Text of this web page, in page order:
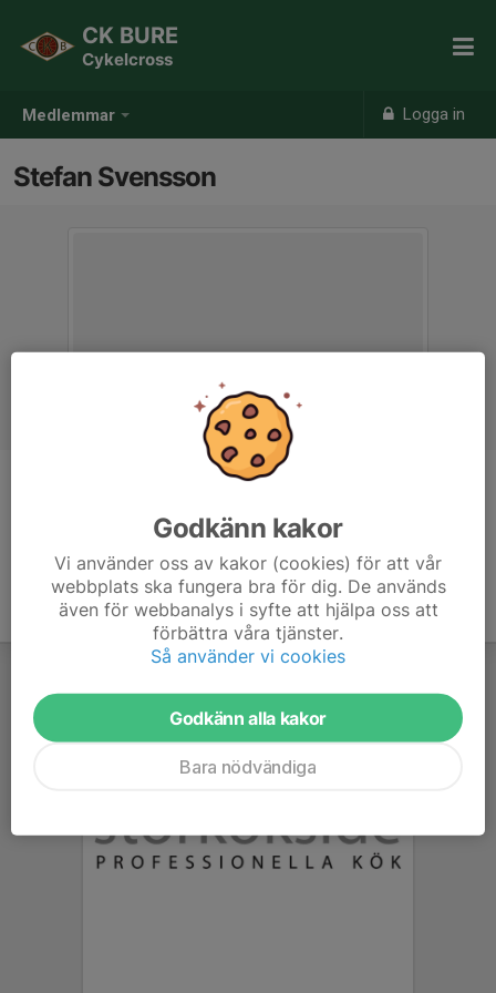
Medlemmar Logga in
CK BURE
Cykelcross
Stefan Svensson
Godkänn kakor
Vi använder oss av kakor (cookies) för att vår
webbplats ska fungera bra för dig. De används
även för webbanalys i syfte att hjälpa oss att
förbättra våra tjänster.
Så använder vi cookies
Godkänn alla kakor
Bara nödvändiga